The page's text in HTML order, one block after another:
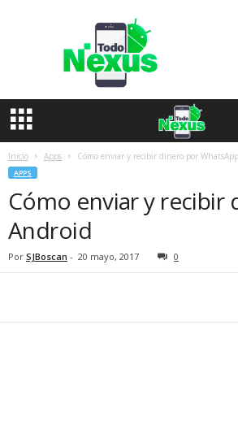
e
Inicio Apps Cómo enviar y recibir dinero por
APPS
Cómo enviar y recibir
Android
Por SJBoscan - 20 mayo, 2017 0